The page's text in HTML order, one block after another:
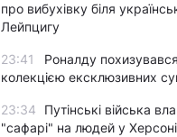
про вибухівку біля
Лейпцигу
23:41
Роналду
колекцією ексклюзивних
23:34
Путінські війська
"сафарі" на людей у